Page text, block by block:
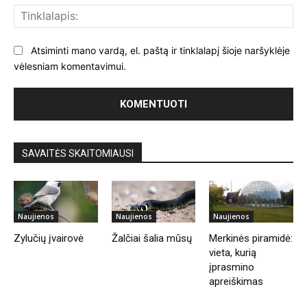
Atsiminti mano vardą, el. paštą ir tinklalapį šioje naršyklėje
vėlesniam komentavimui.
SAVAITĖS SKAITOMIAUSI
Naujienos
Zylučių įvairovė
Naujienos
Žalčiai šalia mūsų
Naujienos
Merkinės piramidė:
vieta, kurią
įprasmino
apreiškimas